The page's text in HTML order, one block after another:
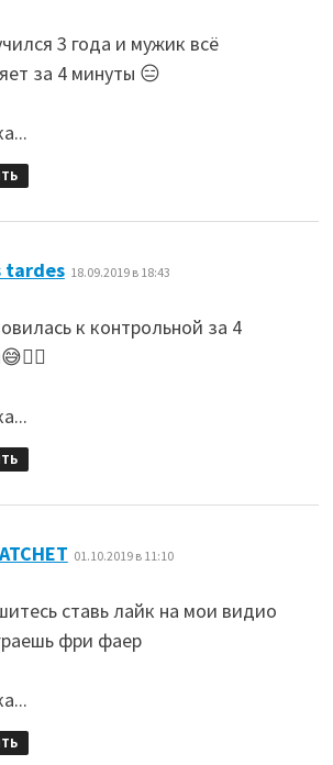
3 года и мужик всё
за 4 минуты 😑
tardes: 18.09.2019 в 18:43
к контрольной за 4
01.10.2019 в 11:10
ставь лайк на мои видио
фри фаер